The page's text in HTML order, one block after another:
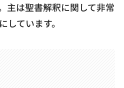
主は聖書解釈に関して非常
しています。